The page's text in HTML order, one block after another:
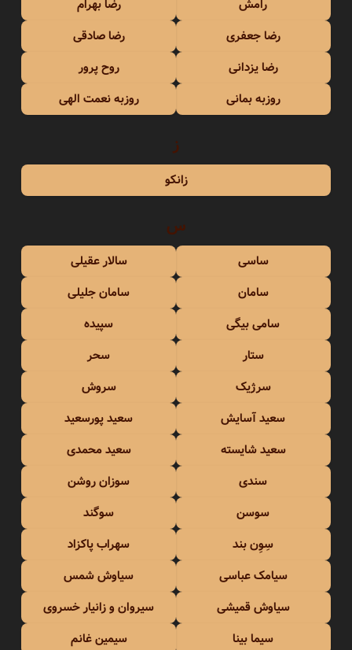
رامش
رضا بهرام
رضا جعفری
رضا صادقی
رضا یزدانی
روح پرور
روزبه بمانی
روزبه نعمت الهی
ز
زانکو
س
ساسی
سالار عقیلی
سامان
سامان جلیلی
سامی بیگی
سپیده
ستار
سحر
سرژیک
سروش
سعید آسایش
سعید پورسعید
سعید شایسته
سعید محمدی
سندی
سوزان روشن
سوسن
سوگند
سِوِن بند
سهراب پاکزاد
سیامک عباسی
سیاوش شمس
سیاوش قمیشی
سیروان و زانیار خسروی
سیما بینا
سیمین غانم